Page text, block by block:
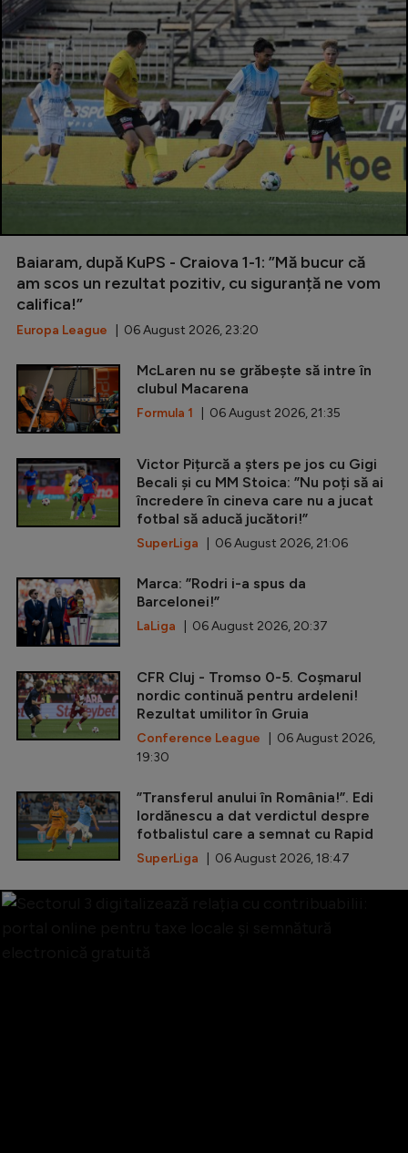
Baiaram, după KuPS - Craiova 1-1: ”Mă bucur că
am scos un rezultat pozitiv, cu siguranță ne vom
califica!”
Europa League | 06 August 2026, 23:20
McLaren nu se grăbește să intre în
clubul Macarena
Formula 1 | 06 August 2026, 21:35
Victor Pițurcă a șters pe jos cu Gigi
Becali și cu MM Stoica: ”Nu poți să ai
încredere în cineva care nu a jucat
fotbal să aducă jucători!”
SuperLiga | 06 August 2026, 21:06
Marca: ”Rodri i-a spus da
Barcelonei!”
LaLiga | 06 August 2026, 20:37
CFR Cluj - Tromso 0-5. Coșmarul
nordic continuă pentru ardeleni!
Rezultat umilitor în Gruia
Conference League | 06 August 2026,
19:30
”Transferul anului în România!”. Edi
Iordănescu a dat verdictul despre
fotbalistul care a semnat cu Rapid
SuperLiga | 06 August 2026, 18:47